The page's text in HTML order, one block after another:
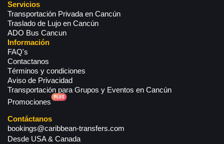
Servicios
Transportación Privada en Cancún
Traslado de Lujo en Cancún
ADO Bus Cancun
Información
FAQ's
Contactanos
Términos y condiciones
Aviso de Privacidad
Transportación para Grupos y Eventos en Cancún
Promociones
Contáctanos
bookings@caribbean-transfers.com
Desde USA & Canada